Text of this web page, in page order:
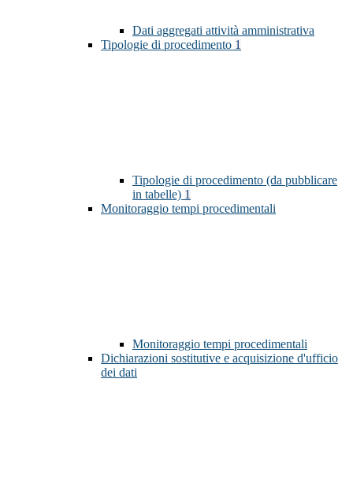
Dati aggregati attività amministrativa
Tipologie di procedimento 1
Tipologie di procedimento (da pubblicare
in tabelle) 1
Monitoraggio tempi procedimentali
Monitoraggio tempi procedimentali
Dichiarazioni sostitutive e acquisizione d'ufficio
dei dati